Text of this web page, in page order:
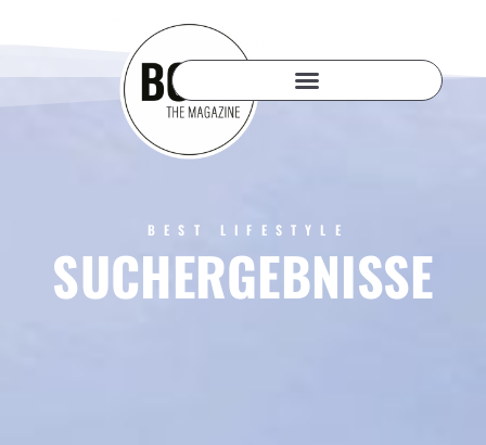
BEST LIFESTYLE
SUCHERGEBNISSE